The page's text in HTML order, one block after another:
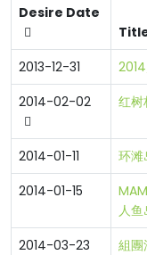
Desire Date
2013-12-31
2014-02-02
红
2014-01-11 环滩
2014-01-15
人鱼
2014-03-23 組團